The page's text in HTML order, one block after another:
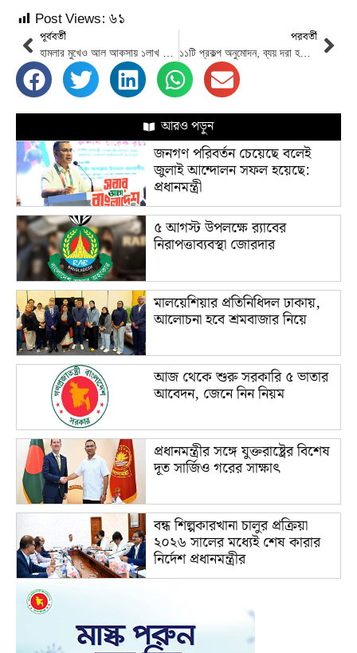
Post Views: ৬১
পূর্ববর্তী
হামলার মুখেও আল আকসায় ১লাখ ৪০ হাজার মুসল্লির তারাবি
পরবর্তী
১১টি প্রকল্প অনুমোদন, ব্যয় দরা হয়েছে ১৩ হাজার ৬৫৫ কোটি টাকা
আরও পড়ুন
জনগণ পরিবর্তন চেয়েছে বলেই
জুলাই আন্দোলন সফল হয়েছে:
প্রধানমন্ত্রী
৫ আগস্ট উপলক্ষে র‌্যাবের
নিরাপত্তাব্যবস্থা জোরদার
মালয়েশিয়ার প্রতিনিধিদল ঢাকায়,
আলোচনা হবে শ্রমবাজার নিয়ে
আজ থেকে শুরু সরকারি ৫ ভাতার
আবেদন, জেনে নিন নিয়ম
প্রধানমন্ত্রীর সঙ্গে যুক্তরাষ্ট্রের বিশেষ
দূত সার্জিও গরের সাক্ষাৎ
বন্ধ শিল্পকারখানা চালুর প্রক্রিয়া
২০২৬ সালের মধ্যেই শেষ কারার
নির্দেশ প্রধানমন্ত্রীর